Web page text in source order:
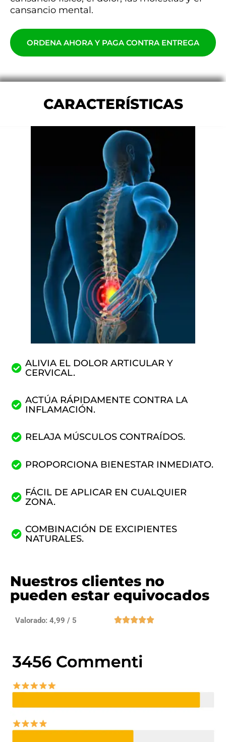
cansancio mental.
ORDENA AHORA Y PAGA CONTRA ENTREGA
CARACTERÍSTICAS
ALIVIA EL DOLOR ARTICULAR Y
CERVICAL.
ACTÚA RÁPIDAMENTE CONTRA LA
INFLAMACIÓN.
RELAJA MÚSCULOS CONTRAÍDOS.
PROPORCIONA BIENESTAR INMEDIATO.
FÁCIL DE APLICAR EN CUALQUIER
ZONA.
COMBINACIÓN DE EXCIPIENTES
NATURALES.
Nuestros clientes no
pueden estar equivocados
Valorado: 4,99 / 5 